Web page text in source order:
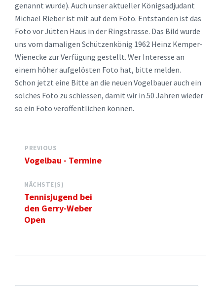
genannt wurde). Auch unser aktueller Königsadjudant
Michael Rieber ist mit auf dem Foto. Entstanden ist das
Foto vor Jütten Haus in der Ringstrasse. Das Bild wurde
uns vom damaligen Schützenkönig 1962 Heinz Kemper-
Wienecke zur Verfügung gestellt. Wer Interesse an
einem höher aufgelösten Foto hat, bitte melden.
Schon jetzt eine Bitte an die neuen Vogelbauer auch ein
solches Foto zu schiessen, damit wir in 50 Jahren wieder
so ein Foto veröffentlichen können.
PREVIOUS
Vogelbau - Termine
NÄCHSTE(S)
Tennisjugend bei
den Gerry-Weber
Open